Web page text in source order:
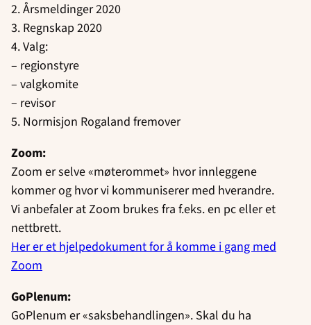
2. Årsmeldinger 2020
3. Regnskap 2020
4. Valg:
– regionstyre
– valgkomite
– revisor
5. Normisjon Rogaland fremover
Zoom:
Zoom er selve «møterommet» hvor innleggene
kommer og hvor vi kommuniserer med hverandre.
Vi anbefaler at Zoom brukes fra f.eks. en pc eller et
nettbrett.
Her er et hjelpedokument for å komme i gang med
Zoom
GoPlenum:
GoPlenum er «saksbehandlingen». Skal du ha